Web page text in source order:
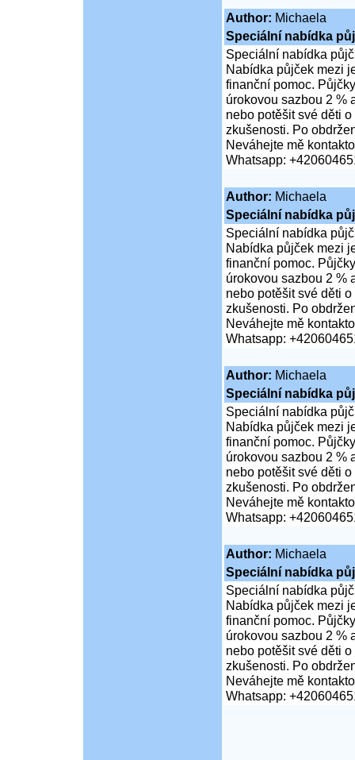
Author: Michaela
Speciální nabídka
Speciální nabídka
Nabídka půjček mezi
finanční pomoc.
úrokovou sazbou 2 %
nebo potěšit své děti
zkušenosti. Po
Neváhejte mě
Whatsapp:
Author: Michaela
Speciální nabídka
Speciální nabídka
Nabídka půjček mezi
finanční pomoc.
úrokovou sazbou 2 %
nebo potěšit své děti
zkušenosti. Po
Neváhejte mě
Whatsapp:
Author: Michaela
Speciální nabídka
Speciální nabídka
Nabídka půjček mezi
finanční pomoc.
úrokovou sazbou 2 %
nebo potěšit své děti
zkušenosti. Po
Neváhejte mě
Whatsapp:
Author: Michaela
Speciální nabídka
Speciální nabídka
Nabídka půjček mezi
finanční pomoc.
úrokovou sazbou 2 %
nebo potěšit své děti
zkušenosti. Po
Neváhejte mě
Whatsapp: